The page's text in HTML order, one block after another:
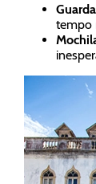
tempo